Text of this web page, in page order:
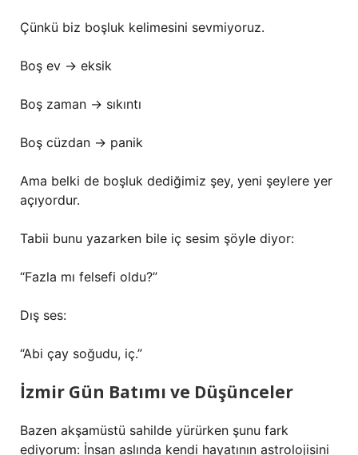
Çünkü biz boşluk kelimesini sevmiyoruz.
Boş ev → eksik
Boş zaman → sıkıntı
Boş cüzdan → panik
Ama belki de boşluk dediğimiz şey, yeni şeylere yer
açıyordur.
Tabii bunu yazarken bile iç sesim şöyle diyor:
“Fazla mı felsefi oldu?”
Dış ses:
“Abi çay soğudu, iç.”
İzmir Gün Batımı ve Düşünceler
Bazen akşamüstü sahilde yürürken şunu fark
ediyorum: İnsan aslında kendi hayatının astrolojisini